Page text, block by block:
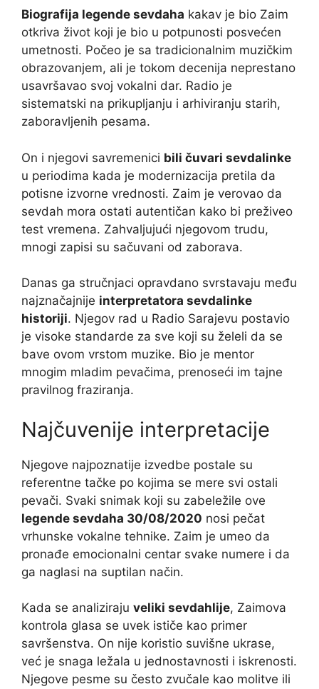
Biografija legende sevdaha kakav je bio Zaim
otkriva život koji je bio u potpunosti posvećen
umetnosti. Počeo je sa tradicionalnim muzičkim
obrazovanjem, ali je tokom decenija neprestano
usavršavao svoj vokalni dar. Radio je
sistematski na prikupljanju i arhiviranju starih,
zaboravljenih pesama.
On i njegovi savremenici bili čuvari sevdalinke
u periodima kada je modernizacija pretila da
potisne izvorne vrednosti. Zaim je verovao da
sevdah mora ostati autentičan kako bi preživeo
test vremena. Zahvaljujući njegovom trudu,
mnogi zapisi su sačuvani od zaborava.
Danas ga stručnjaci opravdano svrstavaju među
najznačajnije interpretatora sevdalinke
historiji. Njegov rad u Radio Sarajevu postavio
je visoke standarde za sve koji su želeli da se
bave ovom vrstom muzike. Bio je mentor
mnogim mladim pevačima, prenoseći im tajne
pravilnog fraziranja.
Najčuvenije interpretacije
Njegove najpoznatije izvedbe postale su
referentne tačke po kojima se mere svi ostali
pevači. Svaki snimak koji su zabeležile ove
legende sevdaha 30/08/2020 nosi pečat
vrhunske vokalne tehnike. Zaim je umeo da
pronađe emocionalni centar svake numere i da
ga naglasi na suptilan način.
Kada se analiziraju veliki sevdahlije, Zaimova
kontrola glasa se uvek ističe kao primer
savršenstva. On nije koristio suvišne ukrase,
već je snaga ležala u jednostavnosti i iskrenosti.
Njegove pesme su često zvučale kao molitve ili